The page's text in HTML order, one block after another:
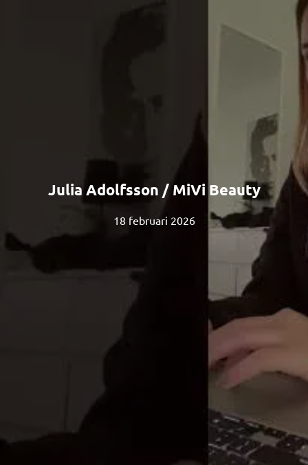
Julia Adolfsson / MiVi Beauty
18 februari 2026